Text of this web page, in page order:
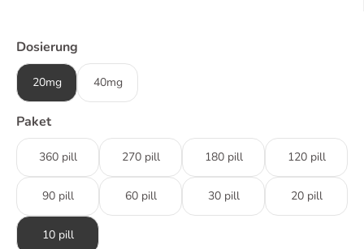
Dosierung
20mg 40mg
Paket
360 pill 270 pill 180 pill 120 pill
90 pill 60 pill 30 pill 20 pill
10 pill